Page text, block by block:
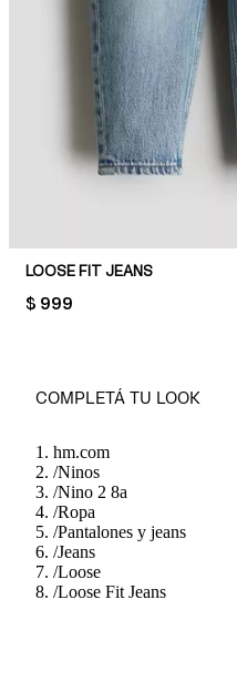
LOOSE FIT JEANS
PRICE:
$ 999
COMPLETÁ TU LOOK
hm.com
/Ninos
/Nino 2 8a
/Ropa
/Pantalones y jeans
/Jeans
/Loose
/Loose Fit Jeans